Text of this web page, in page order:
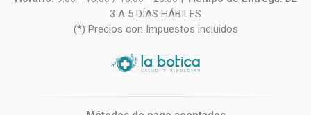
3 A 5 DÍAS HÁBILES
(*) Precios con Impuestos incluidos